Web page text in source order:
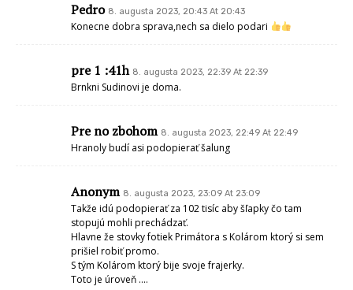
Pedro 8. augusta 2023, 20:43 At 20:43
Konecne dobra sprava,nech sa dielo podari
pre 1 :41h 8. augusta 2023, 22:39 At 22:39
Brnkni Sudinovi je doma.
Pre no zbohom 8. augusta 2023, 22:49 At 22:49
Hranoly budí asi podopierať šalung
Anonym 8. augusta 2023, 23:09 At 23:09
Takže idú podopierať za 102 tisíc aby šľapky čo tam
stopujú mohli prechádzať.
Hlavne že stovky fotiek Primátora s Kolárom ktorý si sem
prišiel robiť promo.
S tým Kolárom ktorý bije svoje frajerky.
Toto je úroveň ….